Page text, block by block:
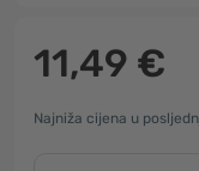
11,49 €
Najniža cijena u